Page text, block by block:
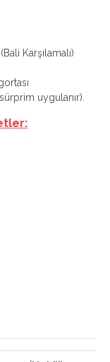
Karşılamalı)
uygulanır).